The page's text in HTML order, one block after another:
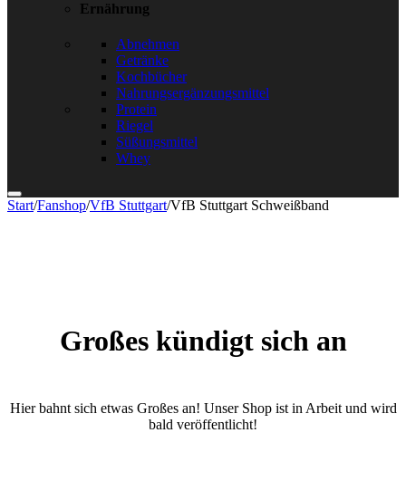
Ernährung
Abnehmen
Getränke
Kochbücher
Nahrungsergänzungsmittel
Protein
Riegel
Süßungsmittel
Whey
Start/Fanshop/VfB Stuttgart/VfB Stuttgart Schweißband
Großes kündigt sich an
Hier bahnt sich etwas Großes an! Unser Shop ist in Arbeit und wird
bald veröffentlicht!